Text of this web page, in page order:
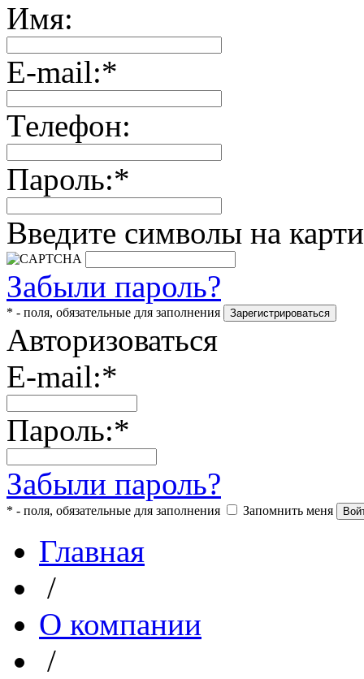
Имя:
E-mail:*
Телефон:
Пароль:*
Введите символы на
Забыли пароль?
* - поля, обязательные для заполнения
Авторизоваться
E-mail:*
Пароль:*
Забыли пароль?
* - поля, обязательные для заполнения Запомнить меня
Главная
/
О компании
/